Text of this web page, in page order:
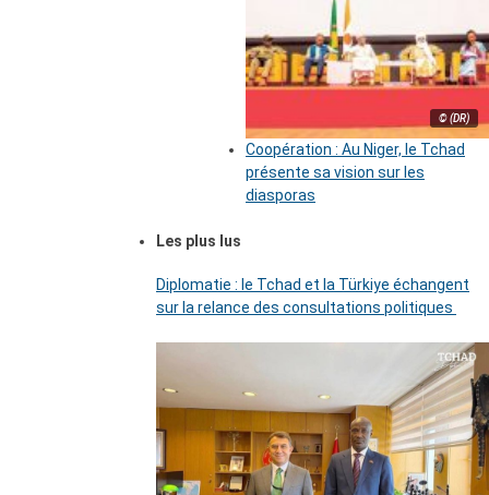
© (DR)
Coopération : Au Niger, le Tchad
présente sa vision sur les
diasporas
Les plus lus
Diplomatie : le Tchad et la Türkiye échangent
sur la relance des consultations politiques